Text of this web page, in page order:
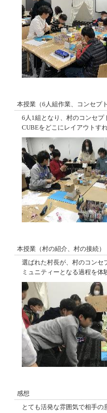
本授業（6人組作業、コンセプ
6人1組となり、村のコンセ
CUBEをどこにレイアウトす
本授業（村の紹介、村の接続）
選ばれた村長が、村のコンセ
ミュニティーとなる過程を体
感想
とても活発な雰囲気で相手